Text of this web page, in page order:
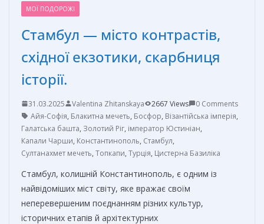
МОЇ ПОДОРОЖІ
Стамбул — місто контрастів,
східної екзотики, скарбниця
історії.
31.03.2025 Valentina Zhitanskaya 2667 Views
0 Comments
Айя-Софія, Блакитна мечеть, Босфор, Візантійська імперія,
Галатська башта, Золотий Ріг, імператор Юстиніан,
Капали Чарши, Константинополь, Стамбул,
Султанахмет мечеть, Топкапи, Турція, Цистерна Базиліка
Стамбул, колишній Константинополь, є одним із
найвідоміших міст світу, яке вражає своїм
неперевершеним поєднанням різних культур,
історичних етапів й архітектурних